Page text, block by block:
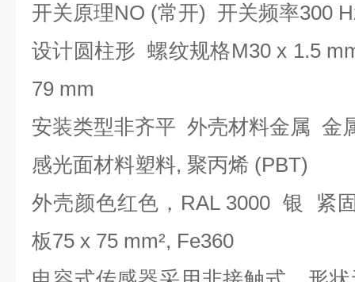
开关原理NO (常开) 开关频率300
设计圆柱形 螺纹规格M30 x 1.5
79 mm
安装类型非齐平 外壳材料金属 金
感光面材料塑料, 聚丙烯 (PBT)
外壳颜色红色，RAL 3000 银 紧
板75 x 75 mm², Fe360